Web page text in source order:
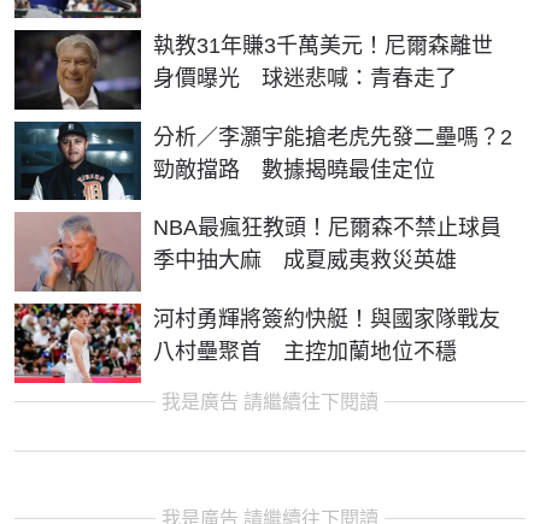
執教31年賺3千萬美元！尼爾森離世
身價曝光 球迷悲喊：青春走了
分析／李灝宇能搶老虎先發二壘嗎？2
勁敵擋路 數據揭曉最佳定位
NBA最瘋狂教頭！尼爾森不禁止球員
季中抽大麻 成夏威夷救災英雄
河村勇輝將簽約快艇！與國家隊戰友
八村壘聚首 主控加蘭地位不穩
我是廣告 請繼續往下閱讀
我是廣告 請繼續往下閱讀